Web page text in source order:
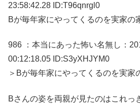
23:58:42.28 ID:T96qnrgl0
Bが毎年家にやってくるのを実家の
986 ：本当にあった怖い名無し：
00:12:18.05 ID:S3yXHJYM0
＞Bが毎年家にやってくるのを実家
Bさんの姿を両親が見たのはこれっ